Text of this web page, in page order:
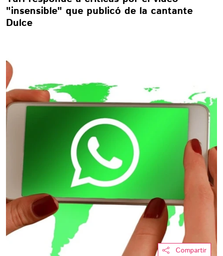
"insensible" que publicó de la cantante
Dulce
Compartir